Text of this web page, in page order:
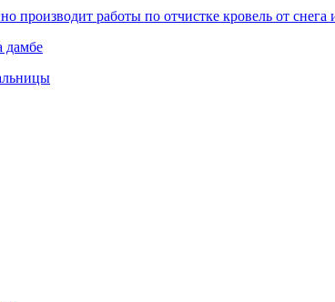
работы по отчистке кровель от снега
дамбе